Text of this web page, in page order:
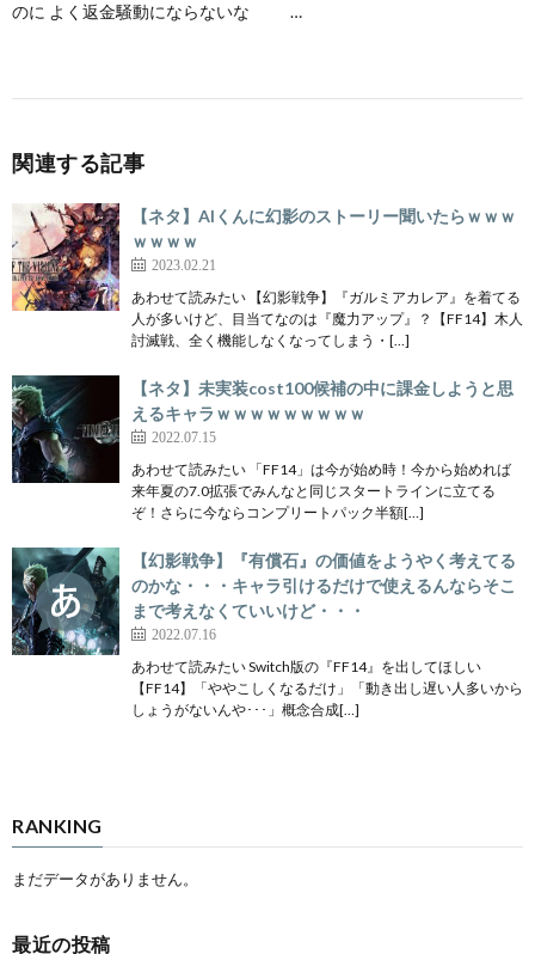
のに よく返金騒動にならないな …
関連する記事
【ネタ】AIくんに幻影のストーリー聞いたらｗｗｗ
ｗｗｗｗ
2023.02.21
あわせて読みたい 【幻影戦争】『ガルミアカレア』を着てる
人が多いけど、目当てなのは『魔力アップ』？【FF14】木人
討滅戦、全く機能しなくなってしまう・[…]
【ネタ】未実装cost100候補の中に課金しようと思
えるキャラｗｗｗｗｗｗｗｗｗ
2022.07.15
あわせて読みたい 「FF14」は今が始め時！今から始めれば
来年夏の7.0拡張でみんなと同じスタートラインに立てる
ぞ！さらに今ならコンプリートパック半額[…]
【幻影戦争】『有償石』の価値をようやく考えてる
のかな・・・キャラ引けるだけで使えるんならそこ
まで考えなくていいけど・・・
2022.07.16
あわせて読みたい Switch版の『FF14』を出してほしい
【FF14】「ややこしくなるだけ」「動き出し遅い人多いから
しょうがないんや･･･」概念合成[…]
RANKING
まだデータがありません。
最近の投稿